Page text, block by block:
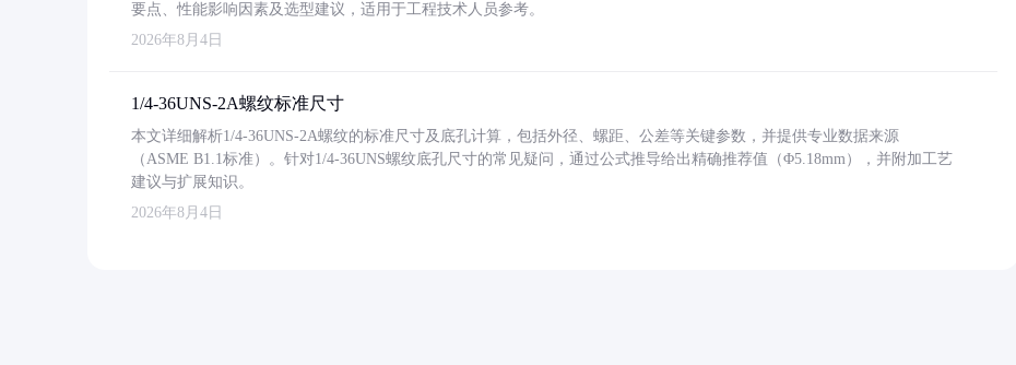
要点、性能影响因素及选型建议，适用于工程技术人员参考。
2026年8月4日
1/4-36UNS-2A螺纹标准尺寸
本文详细解析1/4-36UNS-2A螺纹的标准尺寸及底孔计算，包括外径、螺距、公差等关键参数，并提供专业数据来源
（ASME B1.1标准）。针对1/4-36UNS螺纹底孔尺寸的常见疑问，通过公式推导给出精确推荐值（Φ5.18mm），并附加工艺
建议与扩展知识。
2026年8月4日